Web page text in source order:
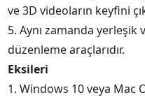
ve 3D videoların keyfini
5. Aynı zamanda
düzenleme araçlarıdır.
Eksileri
1. Windows 10 veya Mac